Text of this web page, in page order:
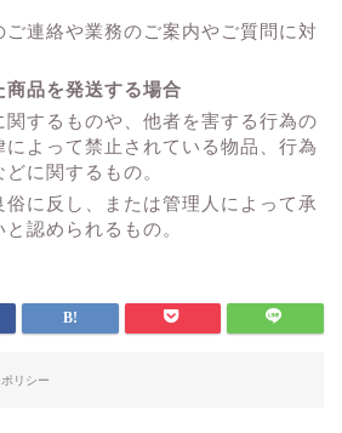
ご連絡や業務のご案内やご質問に対
商品を発送する場合
関するものや、他者を害する行為の
によって禁止されている物品、行為
に関するもの。
俗に反し、または管理人によって承
認められるもの。
リシー